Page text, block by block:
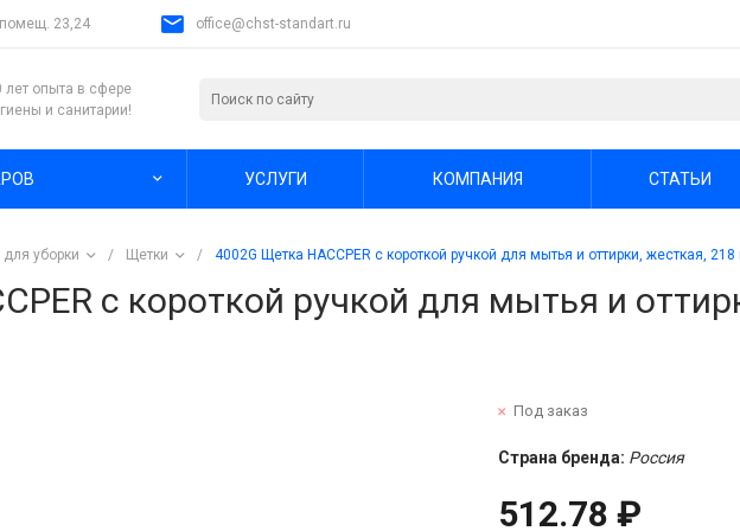
помещ. 23,24 office@chst-standart.ru
лет опыта в сфере
и санитарии!
УСЛУГИ КОМПАНИЯ СТАТЬИ
для уборки / Щетки / 4002G Щетка HACCPER с короткой ручкой для мытья и оттирки, жесткая,
с короткой ручкой для мытья и
Под заказ
Страна бренда: Россия
512.78 ₽